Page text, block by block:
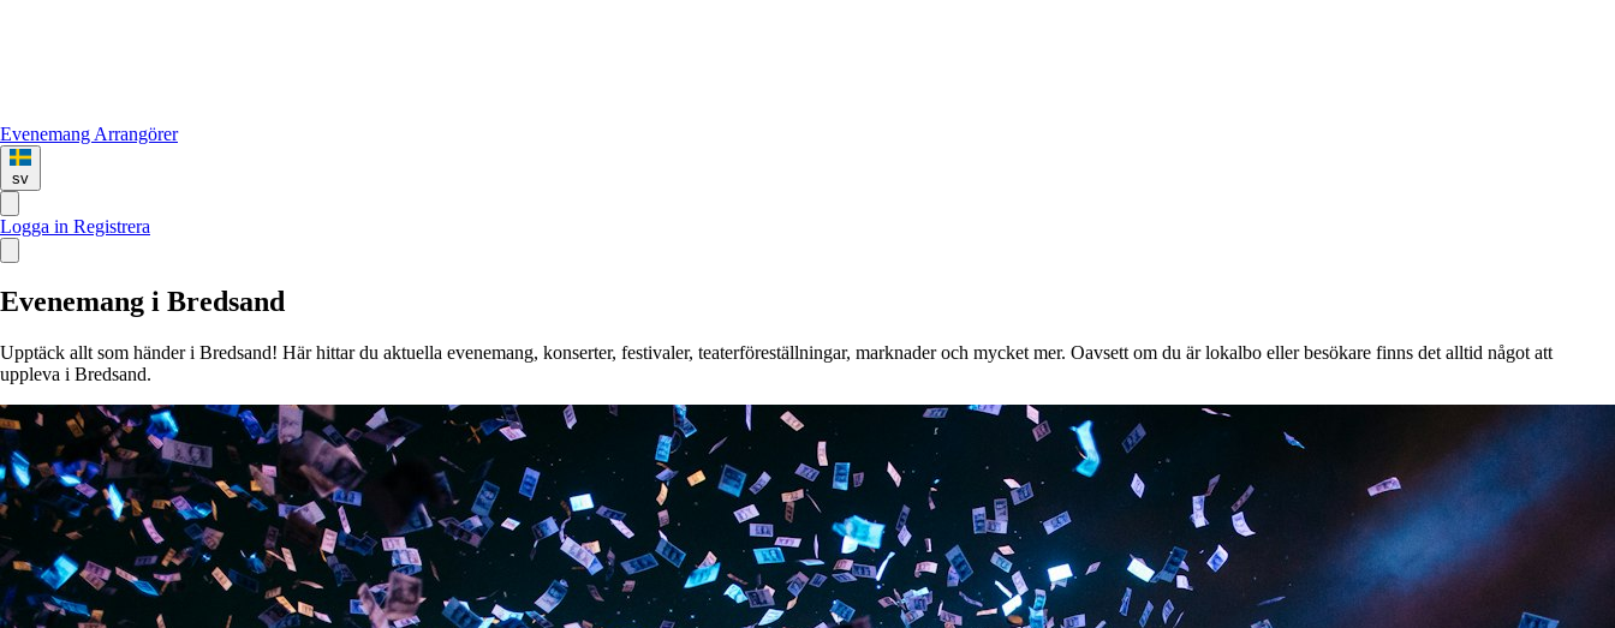
Evenemang Arrangörer
sv
Logga in Registrera
Evenemang i Bredsand
Upptäck allt som händer i Bredsand! Här hittar du aktuella evenemang, konserter, festivaler, teaterföreställningar, marknader och mycket mer. Oavsett om du är lokalbo eller besökare finns det alltid något att
uppleva i Bredsand.